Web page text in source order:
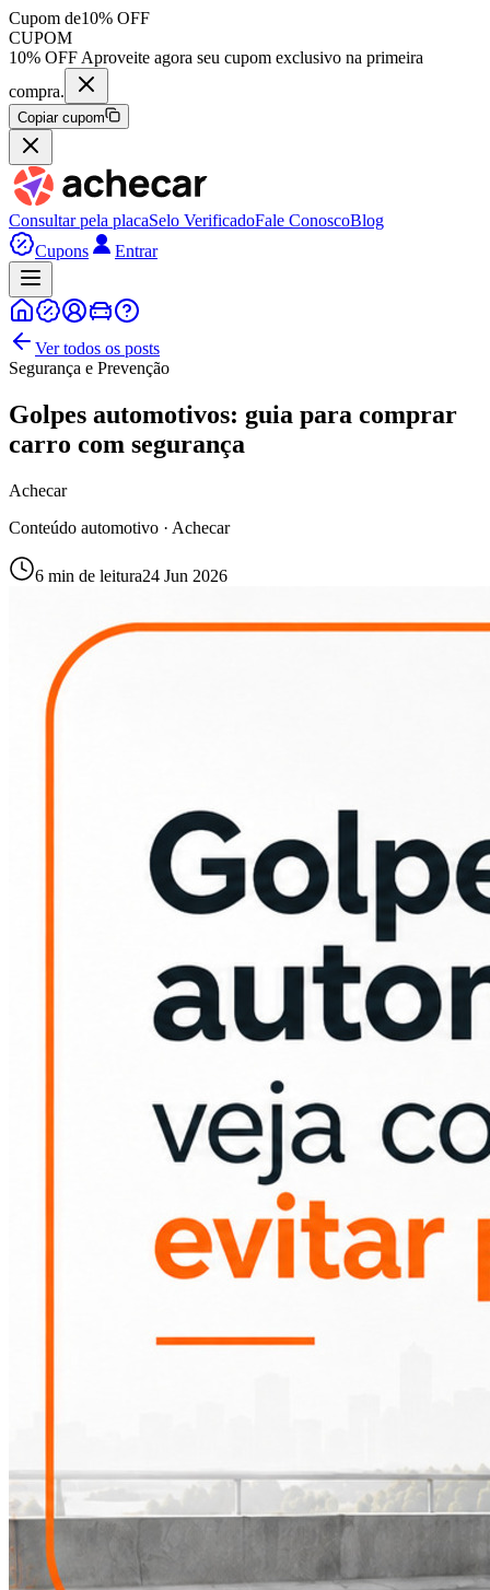
Cupom de10% OFF
CUPOM
10% OFF Aproveite agora seu cupom exclusivo na primeira
compra.
Copiar cupom
Consultar pela placaSelo VerificadoFale ConoscoBlog
Cupons
Entrar
Ver todos os posts
Segurança e Prevenção
Golpes automotivos: guia para comprar
carro com segurança
Achecar
Conteúdo automotivo · Achecar
6 min de leitura24 Jun 2026